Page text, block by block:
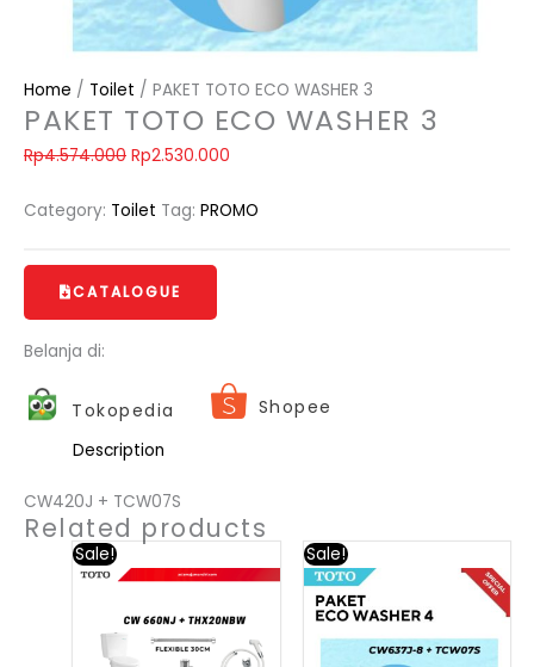
Home / Toilet / PAKET TOTO ECO WASHER 3
PAKET TOTO ECO WASHER 3
Rp4.574.000 Rp2.530.000
Category: Toilet Tag: PROMO
CATALOGUE
Belanja di:
Tokopedia Shopee
Description
CW420J + TCW07S
Related products
Sale! Sale!